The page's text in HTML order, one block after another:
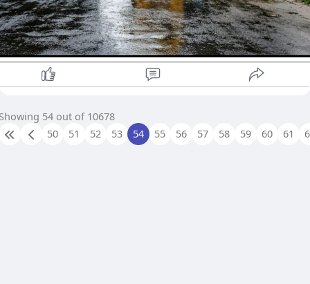
54 out of 10678
50
51 52 53 54 55 56 57 58 59 60 61